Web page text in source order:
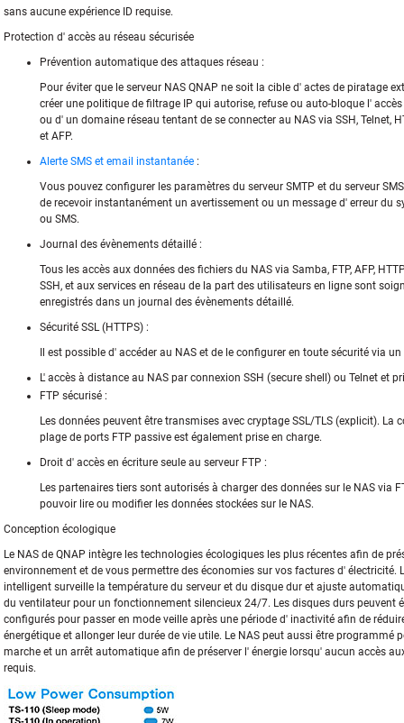
sans aucune expérience ID requise.
Protection d' accès au réseau sécurisée
Prévention automatique des attaques réseau :
Pour éviter que le serveur NAS QNAP ne soit la cible d' actes de piratage
créer une politique de filtrage IP qui autorise, refuse ou auto-bloque l'
ou d' un domaine réseau tentant de se connecter au NAS via SSH, Telnet,
et AFP.
Alerte SMS et email instantanée :
Vous pouvez configurer les paramètres du serveur SMTP et du serveur
de recevoir instantanément un avertissement ou un message d' erreur du
ou SMS.
Journal des évènements détaillé :
Tous les accès aux données des fichiers du NAS via Samba, FTP, AFP,
SSH, et aux services en réseau de la part des utilisateurs en ligne sont
enregistrés dans un journal des évènements détaillé.
Sécurité SSL (HTTPS) :
Il est possible d' accéder au NAS et de le configurer en toute sécurité via
L' accès à distance au NAS par connexion SSH (secure shell) ou Telnet et
FTP sécurisé :
Les données peuvent être transmises avec cryptage SSL/TLS (explicit). La
plage de ports FTP passive est également prise en charge.
Droit d' accès en écriture seule au serveur FTP :
Les partenaires tiers sont autorisés à charger des données sur le NAS via
pouvoir lire ou modifier les données stockées sur le NAS.
Conception écologique
Le NAS de QNAP intègre les technologies écologiques les plus récentes afin de
environnement et de vous permettre des économies sur vos factures d' électricité.
intelligent surveille la température du serveur et du disque dur et ajuste
du ventilateur pour un fonctionnement silencieux 24/7. Les disques durs peuvent
configurés pour passer en mode veille après une période d' inactivité afin de
énergétique et allonger leur durée de vie utile. Le NAS peut aussi être programmé
marche et un arrêt automatique afin de préserver l' énergie lorsqu' aucun accès
requis.